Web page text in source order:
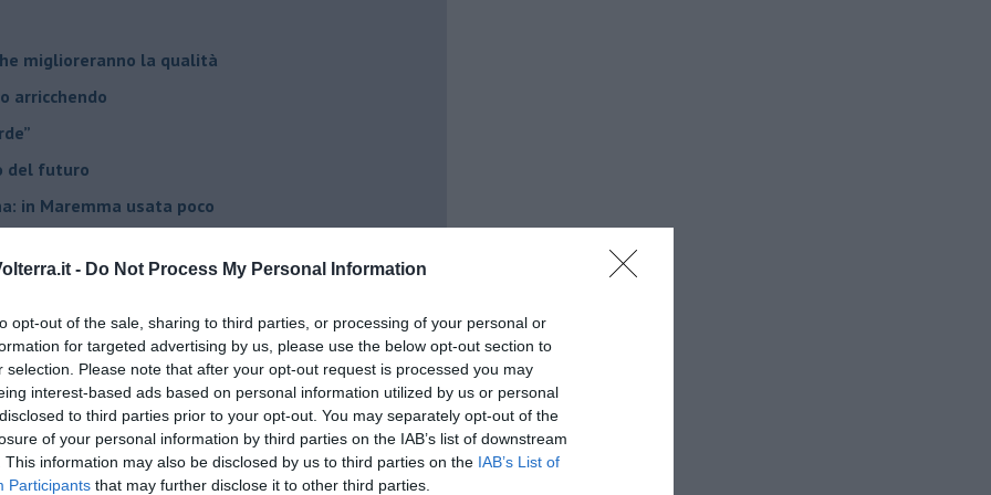
- Do Not Process My Personal Information
opt-out of the sale, sharing to third parties, or processing of your personal or
for targeted advertising by us, please use the below opt-out section to
selection. Please note that after your opt-out request is processed you may
interest-based ads based on personal information utilized by us or personal
to third parties prior to your opt-out. You may separately opt-out of the
of your personal information by third parties on the IAB’s list of downstream
This information may also be disclosed by us to third parties on the IAB’s List of
Participants that may further disclose it to other third parties.
miglioreranno la qualità
arricchendo
del futuro
in Maremma usata poco
non ti aspetti
chiamati anche vini-liquore
la vitivinicoltura
del vino 2025
per fare vini
rivalità?